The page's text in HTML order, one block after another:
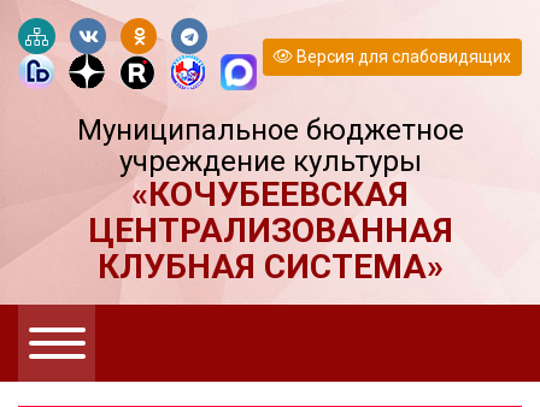
Версия для слабовидящих
Муниципальное бюджетное
учреждение культуры
«КОЧУБЕЕВСКАЯ
ЦЕНТРАЛИЗОВАННАЯ
КЛУБНАЯ СИСТЕМА»